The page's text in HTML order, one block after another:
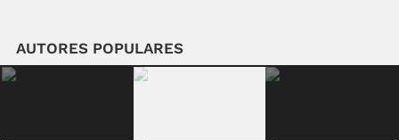
AUTORES POPULARES